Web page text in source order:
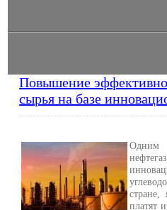
Повышение
сырья на базе
Одним
стране,
платят